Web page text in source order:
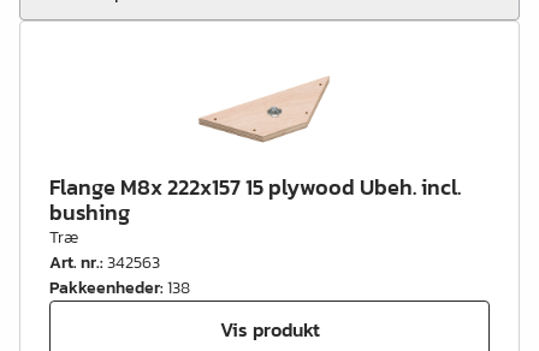
Flange M8x 222x157 15 plywood Ubeh. incl.
bushing
Træ
Art. nr.:342563
Pakkeenheder:138
Vis produkt